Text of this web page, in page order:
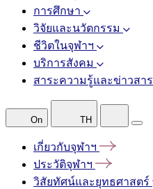
การศึกษา
วิจัยและนวัตกรรม
ชีวิตในจุฬาฯ
บริการสังคม
สาระความรู้และข่าวสาร
On TH
เกี่ยวกับจุฬาฯ
ประวัติจุฬาฯ
วิสัยทัศน์และยุทธศาสตร์